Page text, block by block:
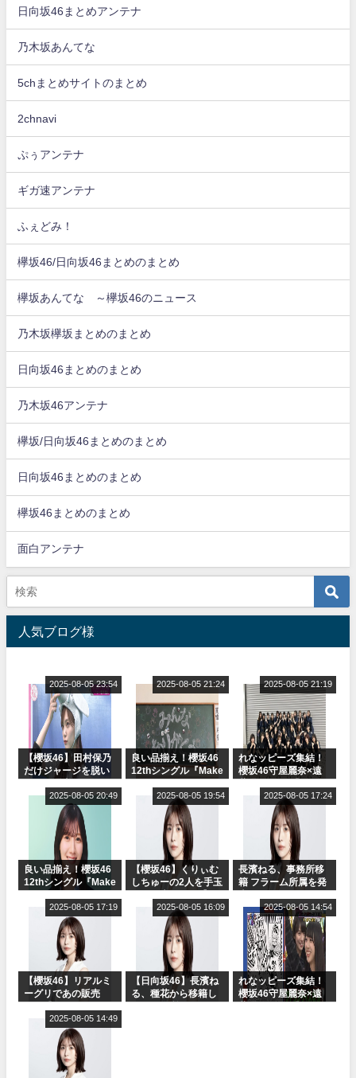
日向坂46まとめアンテナ
乃木坂あんてな
5chまとめサイトのまとめ
2chnavi
ぷぅアンテナ
ギガ速アンテナ
ふぇどみ！
欅坂46/日向坂46まとめのまとめ
欅坂あんてな ～欅坂46のニュース
乃木坂欅坂まとめのまとめ
日向坂46まとめのまとめ
乃木坂46アンテナ
欅坂/日向坂46まとめのまとめ
日向坂46まとめのまとめ
欅坂46まとめのまとめ
面白アンテナ
人気ブログ様
【櫻坂46】田村保乃
だけジャージを脱い
2025-08-05 23:54
良い品揃え！櫻坂46
12thシングル『Make
ャルグッズ絶賛販売
2025-08-05 21:24
れなッピーズ集結！
櫻坂46守屋麗奈×遠
ット！」水曜スタジ
オ出演決定
2025-08-05 21:19
良い品揃え！櫻坂46
12thシングル『Make
ャルグッズ絶賛販売
2025-08-05 20:49
【櫻坂46】くりぃむ
しちゅーの2人を手玉
りぃむナンタラ】
2025-08-05 19:54
長濱ねる、事務所移
籍 フラーム所属を発
2025-08-05 17:24
【櫻坂46】リアルミ
ーグリであの販売
Break』オフィシャ
ルグッズ解禁
2025-08-05 17:19
【日向坂46】長濱ね
る、種花から移籍し
2025-08-05 16:09
れなッピーズ集結！
櫻坂46守屋麗奈×遠
2025-08-05 14:54
2025-08-05 14:49